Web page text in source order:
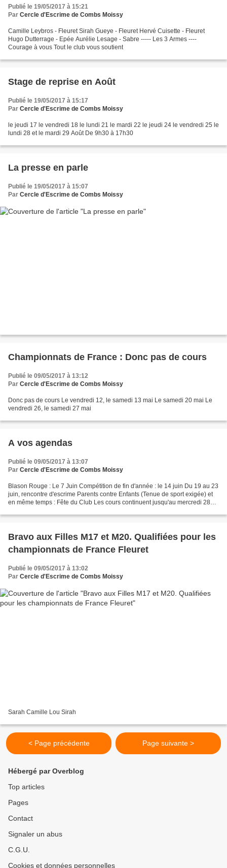
Publié le 19/05/2017 à 15:21
Par Cercle d'Escrime de Combs Moissy
Camille Leybros - Fleuret Sirah Gueye - Fleuret Hervé Cuisette - Fleuret
Hugo Dutterrage - Epée Aurélie Lesage - Sabre ----- Les 3 Armes ----
Courage à vous Tout le club vous soutient
Stage de reprise en Août
Publié le 19/05/2017 à 15:17
Par Cercle d'Escrime de Combs Moissy
le jeudi 17 le vendredi 18 le lundi 21 le mardi 22 le jeudi 24 le vendredi 25 le
lundi 28 et le mardi 29 Août De 9h30 à 17h30
La presse en parle
Publié le 19/05/2017 à 15:07
Par Cercle d'Escrime de Combs Moissy
Championnats de France : Donc pas de cours
Publié le 09/05/2017 à 13:12
Par Cercle d'Escrime de Combs Moissy
Donc pas de cours Le vendredi 12, le samedi 13 mai Le samedi 20 mai Le
vendredi 26, le samedi 27 mai
A vos agendas
Publié le 09/05/2017 à 13:07
Par Cercle d'Escrime de Combs Moissy
Blason Rouge : Le 7 Juin Compétition de fin d'année : le 14 juin Du 19 au 23
juin, rencontre d'escrime Parents contre Enfants (Tenue de sport exigée) et
en même temps : Fête du Club Les cours continuent jusqu'au mercredi 28
Bravo aux Filles M17 et M20. Qualifiées pour les
championnats de France Fleuret
Publié le 09/05/2017 à 13:02
Par Cercle d'Escrime de Combs Moissy
Sarah Camille Lou Sirah
< Page précédente Page suivante >
Hébergé par Overblog
Top articles
Pages
Contact
Signaler un abus
C.G.U.
Cookies et données personnelles